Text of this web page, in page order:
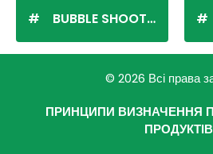
BUBBLE SHOOTER
© 2026 Всі права
ПРИНЦИПИ ВИЗНАЧЕННЯ
ПРОДУКТІВ